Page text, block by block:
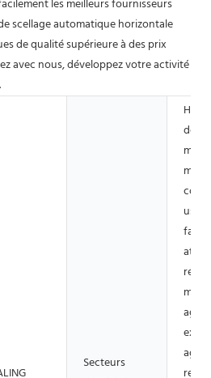
les meilleurs fournisseurs
scellage automatique horizontale
de qualité supérieure à des prix
avec nous, développez votre activité
Secteurs
de